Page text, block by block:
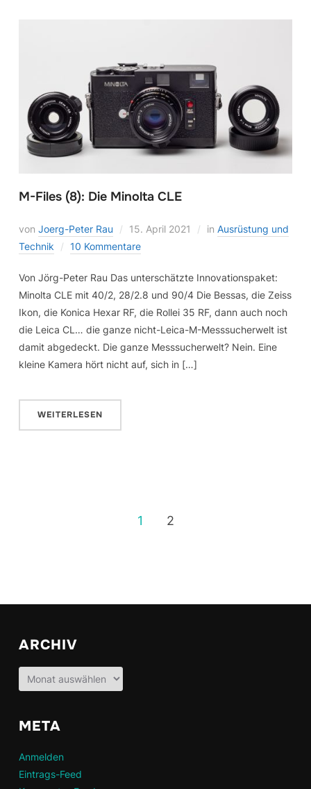
M-Files (8): Die Minolta CLE
von Joerg-Peter Rau 15. April 2021 in Ausrüstung und
Technik
10 Kommentare
Von Jörg-Peter Rau Das unterschätzte Innovationspaket:
Minolta CLE mit 40/2, 28/2.8 und 90/4 Die Bessas, die Zeiss
Ikon, die Konica Hexar RF, die Rollei 35 RF, dann auch noch
die Leica CL… die ganze nicht-Leica-M-Messsucherwelt ist
damit abgedeckt. Die ganze Messsucherwelt? Nein. Eine
kleine Kamera hört nicht auf, sich in […]
WEITERLESEN
1 2
ARCHIV
Archiv
META
Anmelden
Eintrags-Feed